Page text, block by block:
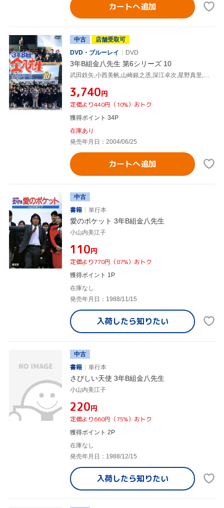
カートへ追加
中古
店舗受取可
DVD・ブルーレイ
DVD
3年B組金八先生 第6シリーズ 10
¥3,740円
定価より440円（10%）おトク
獲得ポイント 34P
在庫あり
発売年月日：2004/06/25
カートへ追加
中古
書籍
単行本
愛のポケット 3年B組金八先生
小山内美江子
¥110円
定価より770円（87%）おトク
獲得ポイント 1P
在庫なし
発売年月日：1988/11/15
入荷したら知りたい
中古
書籍
単行本
さびしい天使 3年B組金八先生
小山内美江子
¥220円
定価より660円（75%）おトク
獲得ポイント 2P
在庫なし
発売年月日：1988/12/15
入荷したら知りたい